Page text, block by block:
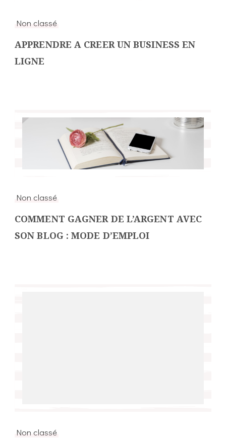
Non classé
APPRENDRE A CREER UN BUSINESS EN
LIGNE
Non classé
COMMENT GAGNER DE L’ARGENT AVEC
SON BLOG : MODE D’EMPLOI
Non classé